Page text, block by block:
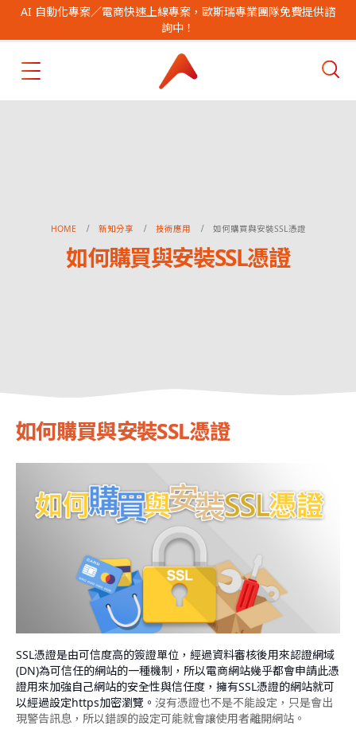
AI 自動化專案／電商快速上線專案，歐斯瑞專業團隊免費提供諮
詢中！
HOME 新知分享 技術應用 如何購買與安裝SSL憑證
如何購買與安裝SSL憑證
如何購買與安裝SSL憑證
SSL憑證是由可信度高的簽證單位，經過資料審核後用來認證網域
(DN)為可信任的網站的一種機制，所以電商網站幾乎都會申請此憑
證用來加強自己網站的安全性與信任度，擁有SSL憑證的網站就可
以經過設定https加密瀏覽。 沒有憑證也不是不能設定，只是會出
現警告訊息，所以錯誤的設定可能就會讓使用者離開網站。